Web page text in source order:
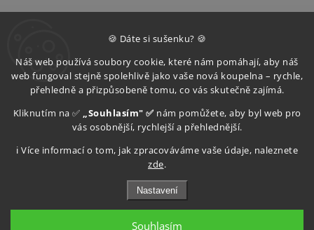
🍪 Dáte si sušenku? 🍪
Náš web používá soubory cookie, které nám pomáhají, aby náš
web fungoval stejně spolehlivě jako vaše nová koupelna – rychle,
přehledně a přizpůsobeně tomu, co vás skutečně zajímá.
Kliknutím na ✅ „Souhlasím" ✅ nám pomůžete, aby byl web pro
vás osobnější, rychlejší a přehlednější.
ℹ️ Více informací o tom, jak zpracováváme vaše údaje, naleznete
zde.
Nastavení
Souhlasím